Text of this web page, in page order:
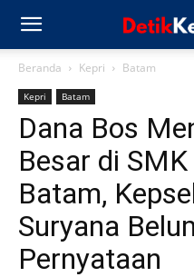
Beranda Kepri Batam
Kepri Batam
Dana Bos
Besar di
Batam,
Suryana
Pernyataan